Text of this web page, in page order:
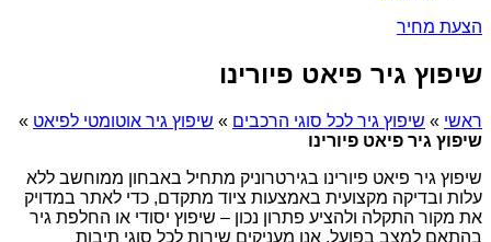
הצעת מחיר
שיפוץ גיר פיאט פיורינו
ראשי » שיפוץ גיר לכל סוגי הרכבים » שיפוץ גיר אוטומטי לפיאט »
שיפוץ גיר פיאט פיורינו
שיפוץ גיר פיאט פיורינו בגירטרוניק מתחיל באבחון ממוחשב ללא
עלות ובדיקה מקצועית באמצעות ציוד מתקדם, כדי לאתר במדויק
את מקור התקלה ולהציע פתרון נכון – שיפוץ יסודי או החלפת גיר
בהתאם למצב בפועל. אנו מעניקים שירות לכל סוגי תיבות